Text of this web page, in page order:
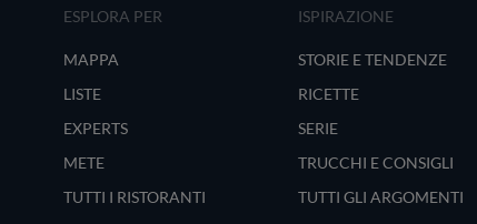
ESPLORA PER
MAPPA
LISTE
EXPERTS
METE
TUTTI I RISTORANTI
ISPIRAZIONE
STORIE E TENDENZE
RICETTE
SERIE
TRUCCHI E CONSIGLI
TUTTI GLI ARGOMENTI